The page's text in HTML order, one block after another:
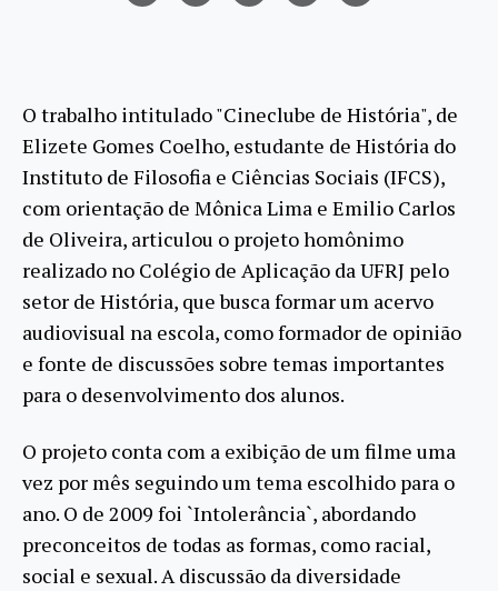
O trabalho intitulado "Cineclube de História", de
Elizete Gomes Coelho, estudante de História do
Instituto de Filosofia e Ciências Sociais (IFCS),
com orientação de Mônica Lima e Emilio Carlos
de Oliveira, articulou o projeto homônimo
realizado no Colégio de Aplicação da UFRJ pelo
setor de História, que busca formar um acervo
audiovisual na escola, como formador de opinião
e fonte de discussões sobre temas importantes
para o desenvolvimento dos alunos.
O projeto conta com a exibição de um filme uma
vez por mês seguindo um tema escolhido para o
ano. O de 2009 foi `Intolerância`, abordando
preconceitos de todas as formas, como racial,
social e sexual. A discussão da diversidade